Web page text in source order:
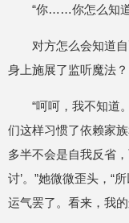
“你……你怎么知道
对方怎么会知道
身上施展了监听魔法？
“呵呵，我不知道
们这样习惯了依赖家
多半不会是自我反省，
讨’。”她微微歪头，“
运气罢了。看来，我